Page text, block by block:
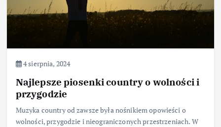
4 sierpnia, 2024
Najlepsze piosenki country o wolności i
przygodzie
Muzyka country od zawsze była nośnikiem opowieści o
wolności, przygodzie i nieograniczonych przestrzeniach. W